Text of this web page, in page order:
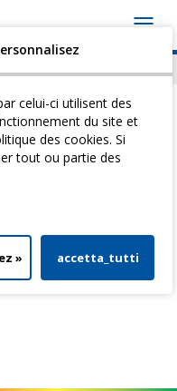
celui-ci utilisent des
du site et
des cookies. Si
tout ou partie des
» accetta_tutti